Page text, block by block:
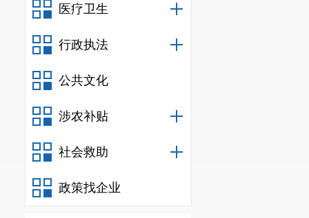
医疗卫生
行政执法
公共文化
涉农补贴
社会救助
政策找企业